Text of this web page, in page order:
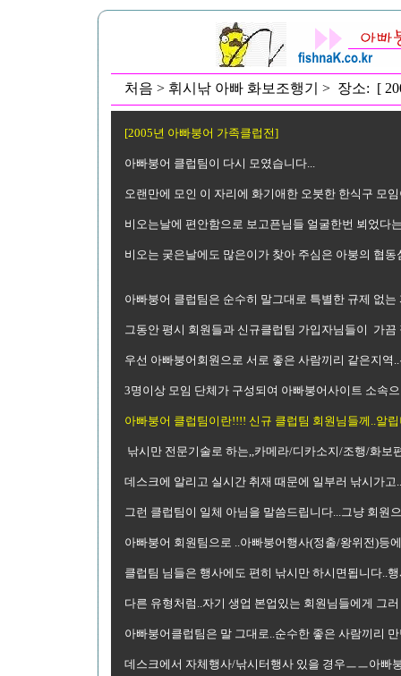
처음 > 휘시낚 아빠 화보조행기 > 장소: [
[2005년 아빠붕어 가족클럽전]
아빠붕어 클럽팀이 다시 모였습니다...
오랜만에 모인 이 자리에 화기애한 오붓한 한식구 모
비오는날에 편안함으로 보고픈님들 얼굴한번 뵈었다
비오는 궂은날에도 많은이가 찾아 주심은 아붕의 협
아빠붕어 클럽팀은 순수히 말그대로 특별한 규제 없
그동안 평시 회원들과 신규클럽팀 가입자님들이 가
우선 아빠붕어회원으로 서로 좋은 사람끼리 같은지역
3명이상 모임 단체가 구성되여 아빠붕어사이트 소속
아빠붕어 클럽팀이란!!!! 신규 클럽팀 회원님들께..알
낚시만 전문기술로 하는,,카메라/디카소지/조행/화
데스크에 알리고 실시간 취재 때문에 일부러 낚시가
그런 클럽팀이 일체 아님을 말씀드립니다...그냥 회원
아빠붕어 회원팀으로 ..아빠붕어행사(정출/왕위전)등
클럽팀 님들은 행사에도 편히 낚시만 하시면됩니다..
다른 유형처럼..자기 생업 본업있는 회원님들에게 그
아빠붕어클럽팀은 말 그대로..순수한 좋은 사람끼리
데스크에서 자체행사/낚시터행사 있을 경우ㅡㅡ아빠